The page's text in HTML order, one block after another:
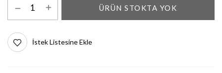
ÜRÜN STOKTA YOK
İstek Listesine Ekle